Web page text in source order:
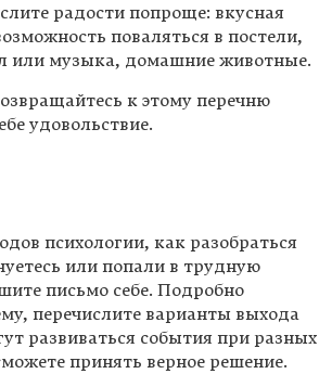
радости попроще: вкусная
поваляться в постели,
или музыка, домашние животные.
к этому перечню
удовольствие.
психологии, как разобраться
или попали в трудную
письмо себе. Подробно
перечислите варианты выхода
развиваться события при разных
принять верное решение.